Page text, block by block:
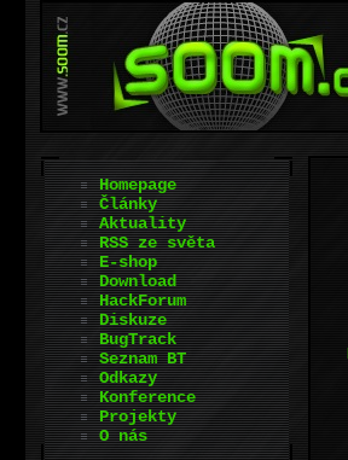
Homepage
Články
Aktuality
RSS ze světa
E-shop
Download
HackForum
Diskuze
BugTrack
Seznam BT
Odkazy
Konference
Projekty
O nás